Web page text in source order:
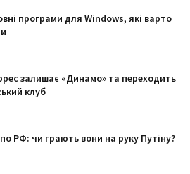
програми для Windows, які варто
залишає «Динамо» та переходить
клуб
РФ: чи грають вони на руку Путіну?